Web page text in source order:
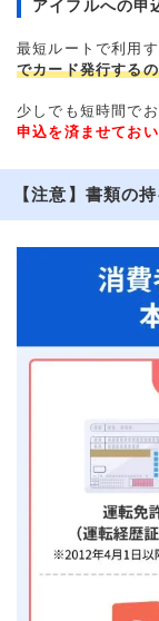
アイフルへの申
最短ルートで利用す
でカード発行する
少しでも短時間で
申込を済ませておい
【注意】書類の